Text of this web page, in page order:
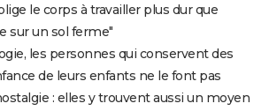
le corps à travailler plus dur que
sur un sol ferme"
les personnes qui conservent des
de leurs enfants ne le font pas
: elles y trouvent aussi un moyen